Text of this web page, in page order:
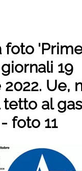
foto
19
Ue,
tetto al
foto 11